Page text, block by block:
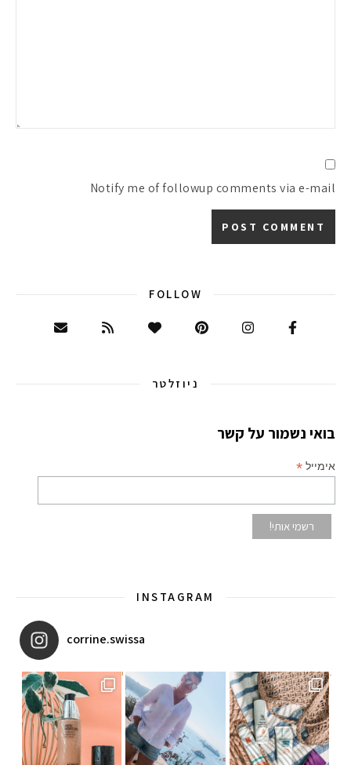
Notify me of followup comments via e-mail
FOLLOW
ניוזלטר
בואי נשמור על קשר
אימייל *
INSTAGRAM
corrine.swissa
איזו אהבתם יותר? הראשונה או
ב